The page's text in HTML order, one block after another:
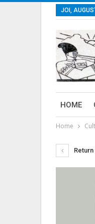
JOI,
HOME
Home
Return